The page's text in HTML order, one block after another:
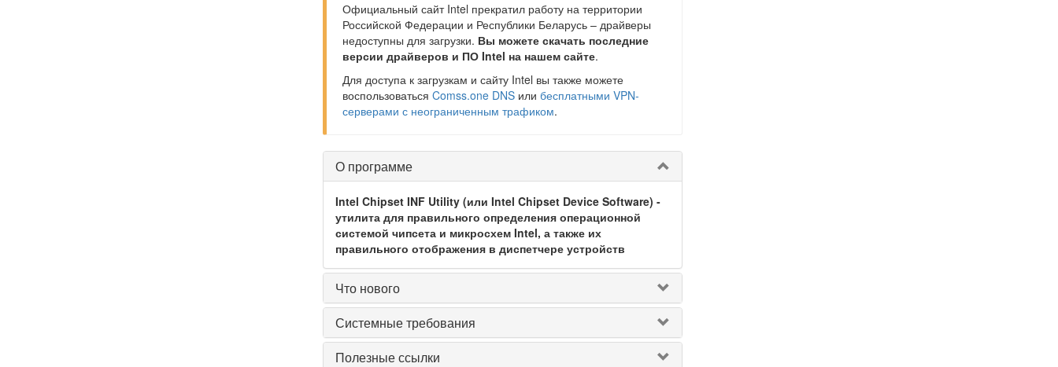
Официальный сайт Intel прекратил работу на территории
Российской Федерации и Республики Беларусь – драйверы
недоступны для загрузки. Вы можете скачать последние
версии драйверов и ПО Intel на нашем сайте.
Для доступа к загрузкам и сайту Intel вы также можете
воспользоваться Comss.one DNSили бесплатными VPN-
серверами с неограниченным трафиком.
О программе
Intel Chipset INF Utility (или Intel Chipset Device Software) -
утилита для правильного определения операционной
системой чипсета и микросхем Intel, а также их
правильного отображения в диспетчере устройств
Что нового
Системные требования
Полезные ссылки